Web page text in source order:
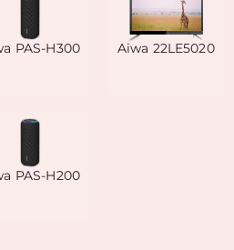
PAS-H300 Aiwa 22LE5020
PAS-H200